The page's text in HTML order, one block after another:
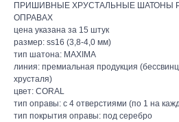
ПРИШИВНЫЕ ХРУСТАЛЬНЫЕ ШАТОНЫ
ОПРАВАХ
цена указана за 15 штук
размер: ss16 (3,8-4,0 мм)
тип шатона: MAXIMA
линия: премиальная продукция
хрусталя)
цвет: CORAL
тип оправы: с 4 отверстиями (по 1 на
тип покрытия оправы: под серебро